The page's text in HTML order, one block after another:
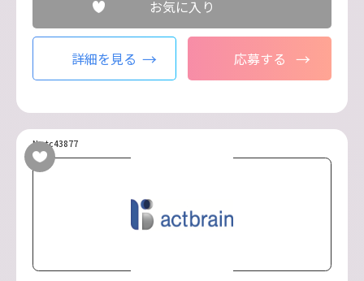
お気に入り
詳細を見る 応募する
No.tc43877